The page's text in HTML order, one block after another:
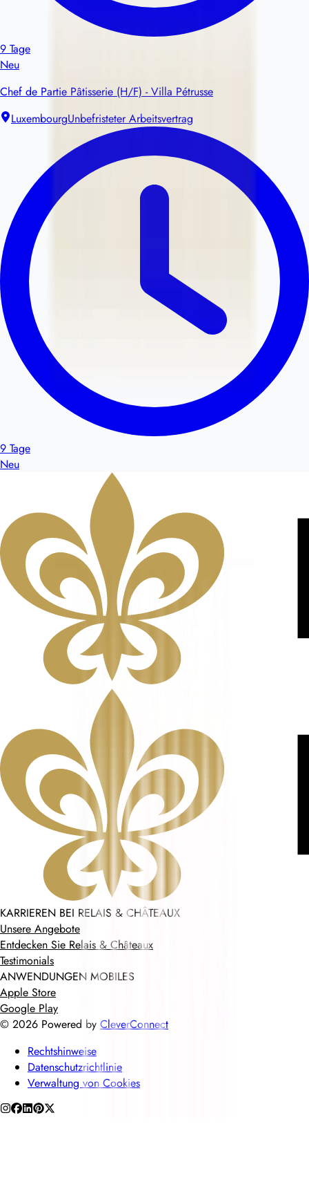
9 Tage
Neu
Chef de Partie Pâtisserie (H/F) - Villa Pétrusse
LuxembourgUnbefristeter Arbeitsvertrag
9 Tage
Neu
KARRIEREN BEI RELAIS & CHÂTEAUX
Unsere Angebote
Entdecken Sie Relais & Châteaux
Testimonials
ANWENDUNGEN MOBILES
Apple Store
Google Play
© 2026 Powered by CleverConnect
Rechtshinweise
Datenschutzrichtlinie
Verwaltung von Cookies